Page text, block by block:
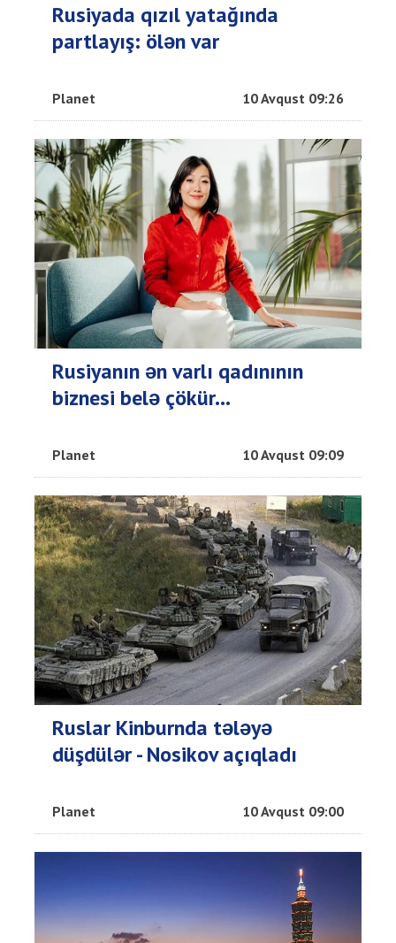
Rusiyada qızıl yatağında
partlayış: ölən var
Planet 10 Avqust 09:26
Rusiyanın ən varlı qadınının
biznesi belə çökür...
Planet 10 Avqust 09:09
Ruslar Kinburnda tələyə
düşdülər - Nosikov açıqladı
Planet 10 Avqust 09:00